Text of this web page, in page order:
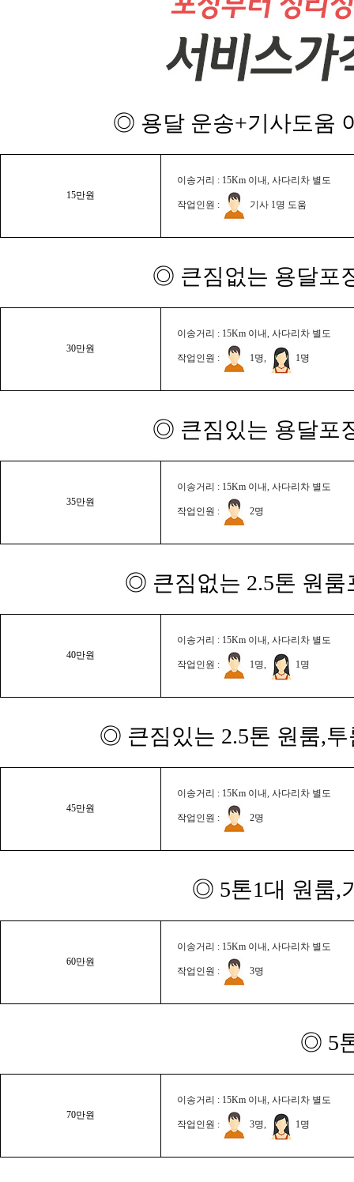
◎ 용달 운송+기사도움
15만원
이송거리 : 15Km 이내, 사다리차 별도
작업인원 : 기사 1명 도움
◎ 큰짐없는 용달포
30만원
이송거리 : 15Km 이내, 사다리차 별도
작업인원 : 1명, 1명
◎ 큰짐있는 용달포
35만원
이송거리 : 15Km 이내, 사다리차 별도
작업인원 : 2명
◎ 큰짐없는 2.5톤 원룸
40만원
이송거리 : 15Km 이내, 사다리차 별도
작업인원 : 1명, 1명
◎ 큰짐있는 2.5톤 원룸,
45만원
이송거리 : 15Km 이내, 사다리차 별도
작업인원 : 2명
◎ 5톤1대 원룸,
60만원
이송거리 : 15Km 이내, 사다리차 별도
작업인원 : 3명
◎ 5
70만원
이송거리 : 15Km 이내, 사다리차 별도
작업인원 : 3명, 1명